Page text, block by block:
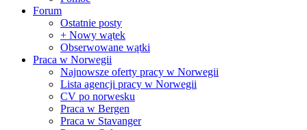
Forum
Ostatnie posty
+ Nowy wątek
Obserwowane wątki
Praca w Norwegii
Najnowsze oferty pracy w Norwegii
Lista agencji pracy w Norwegii
CV po norwesku
Praca w Bergen
Praca w Stavanger